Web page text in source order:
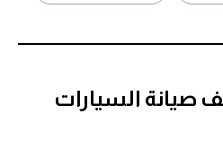
صيانة السيارات